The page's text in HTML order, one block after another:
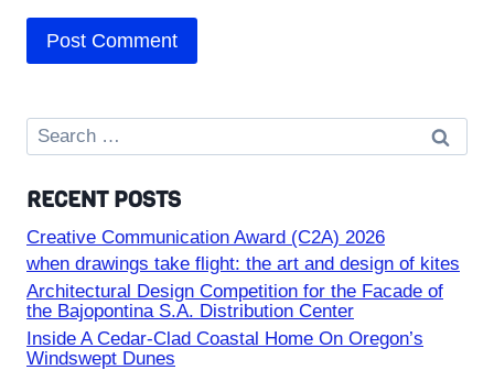
Search
for:
RECENT POSTS
Creative Communication Award (C2A) 2026
when drawings take flight: the art and design of kites
Architectural Design Competition for the Facade of
the Bajopontina S.A. Distribution Center
Inside A Cedar-Clad Coastal Home On Oregon’s
Windswept Dunes